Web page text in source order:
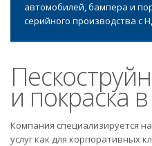
автомобилей, бампера и
серийного производства с
и покраска
Компания специализируется
услуг как для корпоративных